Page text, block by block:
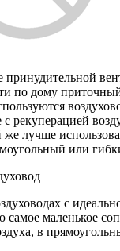
принудительной
по дому
с рекуперацией
лучше
или
с
самое маленькое
в